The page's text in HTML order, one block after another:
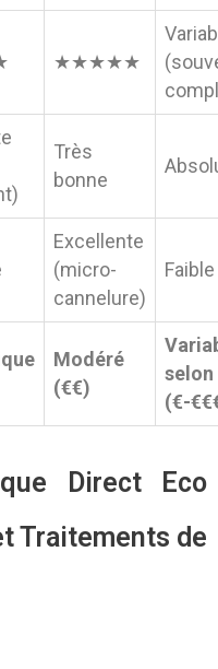
★★★★★
Très
bonne
Excellente
(micro-
cannelure)
Faible
Modéré
(€€)
selon
(€-
Direct Eco
Traitements de